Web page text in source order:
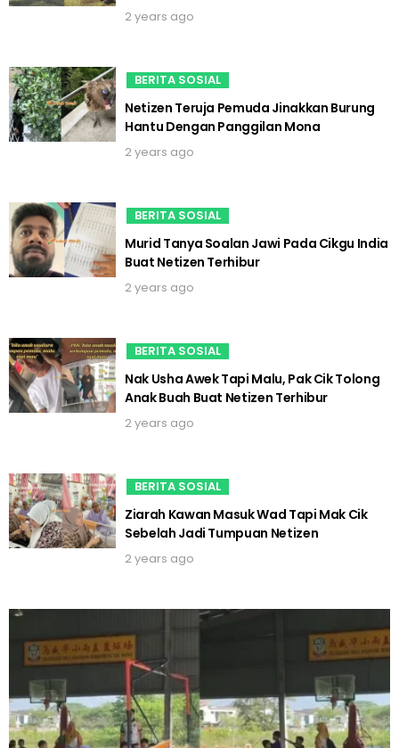
2 years ago
BERITA SOSIAL
Netizen Teruja Pemuda Jinakkan Burung
Hantu Dengan Panggilan Mona
2 years ago
BERITA SOSIAL
Murid Tanya Soalan Jawi Pada Cikgu India
Buat Netizen Terhibur
2 years ago
BERITA SOSIAL
Nak Usha Awek Tapi Malu, Pak Cik Tolong
Anak Buah Buat Netizen Terhibur
2 years ago
BERITA SOSIAL
Ziarah Kawan Masuk Wad Tapi Mak Cik
Sebelah Jadi Tumpuan Netizen
2 years ago